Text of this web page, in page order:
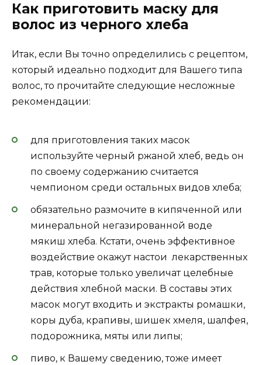
Как приготовить маску для
волос из черного хлеба
Итак, если Вы точно определились с рецептом,
который идеально подходит для Вашего типа
волос, то прочитайте следующие несложные
рекомендации:
для приготовления таких масок
используйте черный ржаной хлеб, ведь он
по своему содержанию считается
чемпионом среди остальных видов хлеба;
обязательно размочите в кипяченной или
минеральной негазированной воде
мякиш хлеба. Кстати, очень эффективное
воздействие окажут настои лекарственных
трав, которые только увеличат целебные
действия хлебной маски. В составы этих
масок могут входить и экстракты ромашки,
коры дуба, крапивы, шишек хмеля, шалфея,
подорожника, мяты или липы;
пиво, к Вашему сведению, тоже имеет